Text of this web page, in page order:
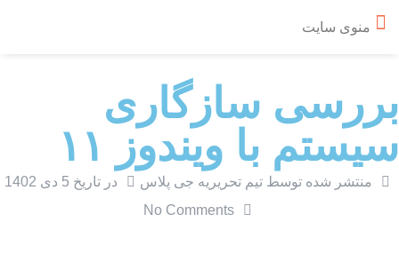
منوی سایت
بررسی سازگاری
سیستم با ویندوز ۱۱
منتشر شده توسط تیم تحریریه جی پلاس در تاریخ 5 دی 1402
No Comments